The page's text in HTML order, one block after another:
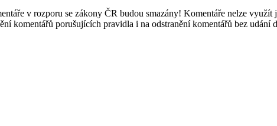
v rozporu se zákony ČR budou smazány! Komentáře nelze
komentářů porušujících pravidla i na odstranění komentářů bez udání